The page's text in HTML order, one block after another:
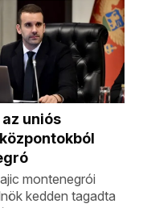
uniós
montenegrói
kedden tagadta